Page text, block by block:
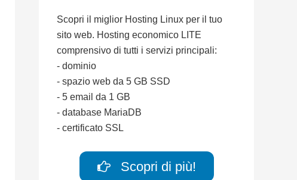
Scopri il miglior Hosting Linux per il tuo
sito web. Hosting economico LITE
comprensivo di tutti i servizi principali:
- dominio
- spazio web da 5 GB SSD
- 5 email da 1 GB
- database MariaDB
- certificato SSL
Scopri di più!